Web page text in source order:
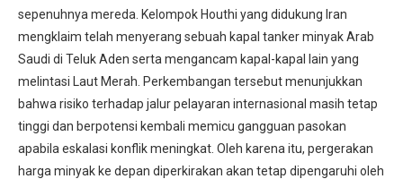
sepenuhnya mereda. Kelompok Houthi yang didukung Iran
mengklaim telah menyerang sebuah kapal tanker minyak Arab
Saudi di Teluk Aden serta mengancam kapal-kapal lain yang
melintasi Laut Merah. Perkembangan tersebut menunjukkan
bahwa risiko terhadap jalur pelayaran internasional masih tetap
tinggi dan berpotensi kembali memicu gangguan pasokan
apabila eskalasi konflik meningkat. Oleh karena itu, pergerakan
harga minyak ke depan diperkirakan akan tetap dipengaruhi oleh